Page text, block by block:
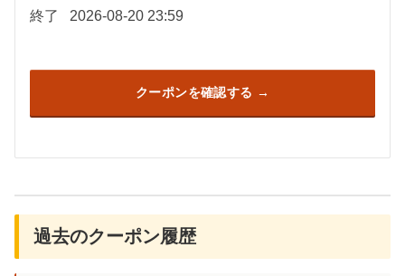
終了
2026-08-20 23:59
クーポンを確認する
過去のクーポン履歴